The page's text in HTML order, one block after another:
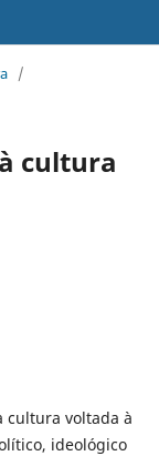
/
cultura
cultura voltada à
ideológico